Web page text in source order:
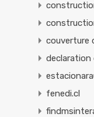
couverture
declaration
fenedi.cl